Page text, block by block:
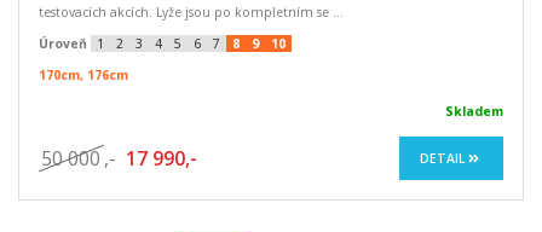
testovacích akcích. Lyže jsou po kompletním se ...
Úroveň
1 2 3 4 5 6 7 8 9
10
170cm, 176cm
Skladem
50 000 ,- 17 990,- DETAIL